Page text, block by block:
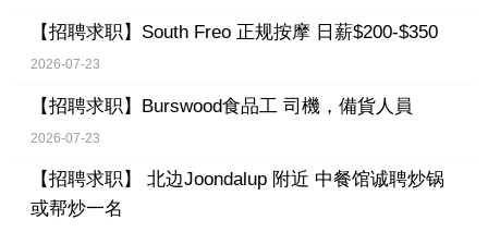
【招聘求职】 South Freo 正规按摩 日薪$200-$350
2026-07-23
【招聘求职】 Burswood食品工 司機，備貨人員
2026-07-23
【招聘求职】
北边Joondalup 附近 中餐馆诚聘炒锅
或帮炒一名